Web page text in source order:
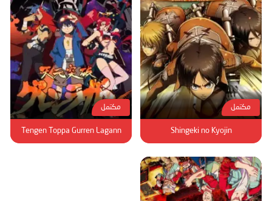
مكتمل
Shingeki no Kyojin
مكتمل
Tengen Toppa Gurren Lagann